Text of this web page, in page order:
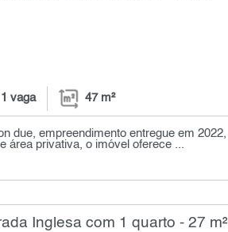
1 vaga 47 m²
due, empreendimento entregue em 2022,
área privativa, o imóvel oferece ...
Inglesa com 1 quarto - 27 m²